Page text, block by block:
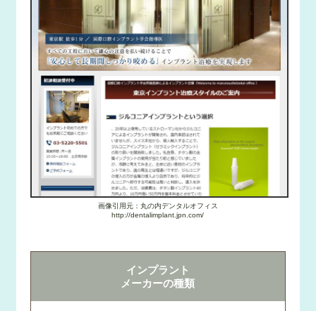
画像引用元：丸の内デンタルオフィス
http://dentalimplant.jpn.com/
インプラント
メーカーの種類